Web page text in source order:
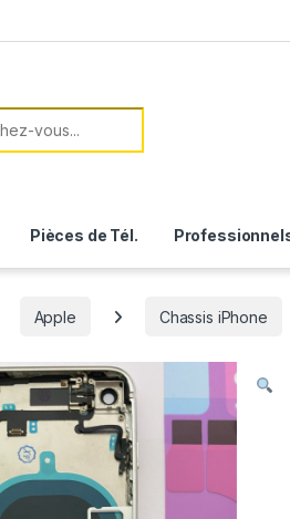
Pièces de Tél.
Apple Chassis iPhone